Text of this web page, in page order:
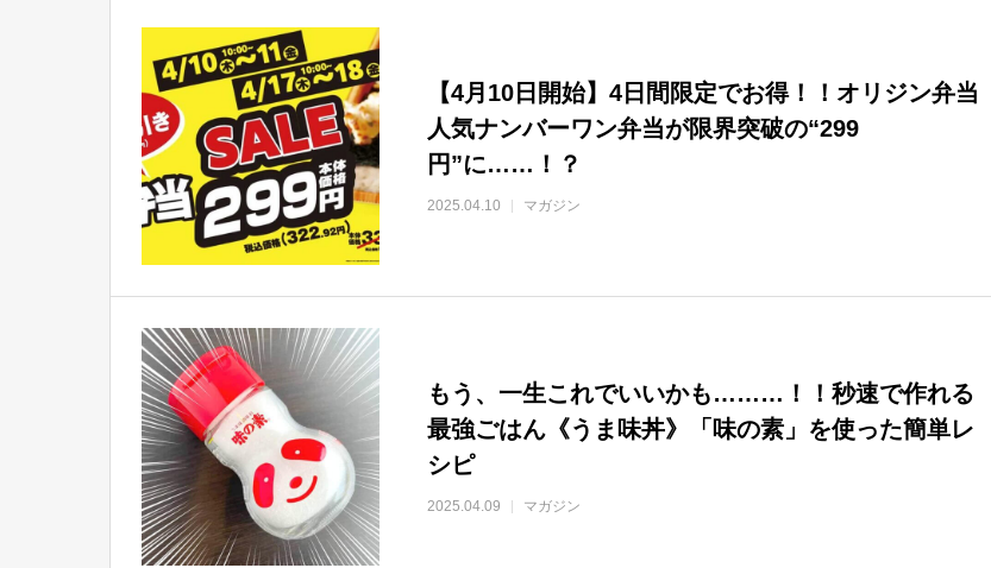
【4月10日開始】4日間限定でお得！！オリジン弁当
人気ナンバーワン弁当が限界突破の“299
円”に……！？
2025.04.10 マガジン
もう、一生これでいいかも………！！秒速で作れる
最強ごはん《うま味丼》「味の素」を使った簡単レ
シピ
2025.04.09 マガジン